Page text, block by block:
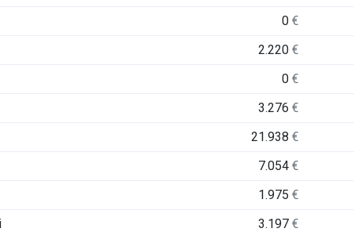
0€
2.220€
0€
3.276€
21.938€
7.054€
1.975€
3.197€